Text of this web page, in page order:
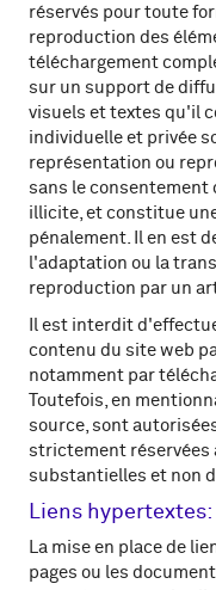
réservés pour toute
reproduction des
téléchargement
sur un support de
visuels et textes qu'il
individuelle et privée
représentation ou
sans le
illicite, et constitue
pénalement. Il en est
l'adaptation ou la
reproduction par un
Il est interdit
contenu du site web
notamment par
Toutefois, en
source, sont
strictement réservées
substantielles et non
Liens hypertextes:
La mise en place de
pages ou les